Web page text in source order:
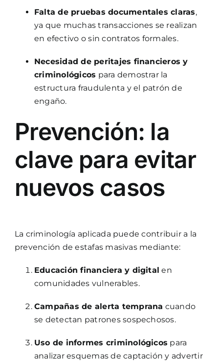
Falta de pruebas documentales claras,
ya que muchas transacciones se realizan
en efectivo o sin contratos formales.
Necesidad de peritajes financieros y
criminológicos para demostrar la
estructura fraudulenta y el patrón de
engaño.
Prevención: la
clave para evitar
nuevos casos
La criminología aplicada puede contribuir a la
prevención de estafas masivas mediante:
Educación financiera y digital en
comunidades vulnerables.
Campañas de alerta temprana cuando
se detectan patrones sospechosos.
Uso de informes criminológicos para
analizar esquemas de captación y advertir